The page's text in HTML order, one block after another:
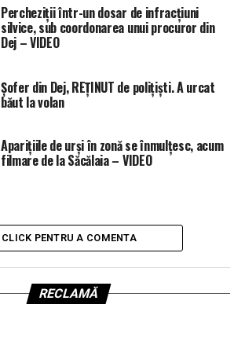
Percheziții într-un dosar de infracțiuni
silvice, sub coordonarea unui procuror din
Dej – VIDEO
Șofer din Dej, REȚINUT de polițiști. A urcat
băut la volan
Aparițiile de urși în zonă se înmulțesc, acum
filmare de la Săcălaia – VIDEO
CLICK PENTRU A COMENTA
RECLAMĂ